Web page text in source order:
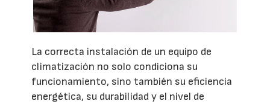
La correcta instalación de un equipo de
climatización no solo condiciona su
funcionamiento, sino también su eficiencia
energética, su durabilidad y el nivel de